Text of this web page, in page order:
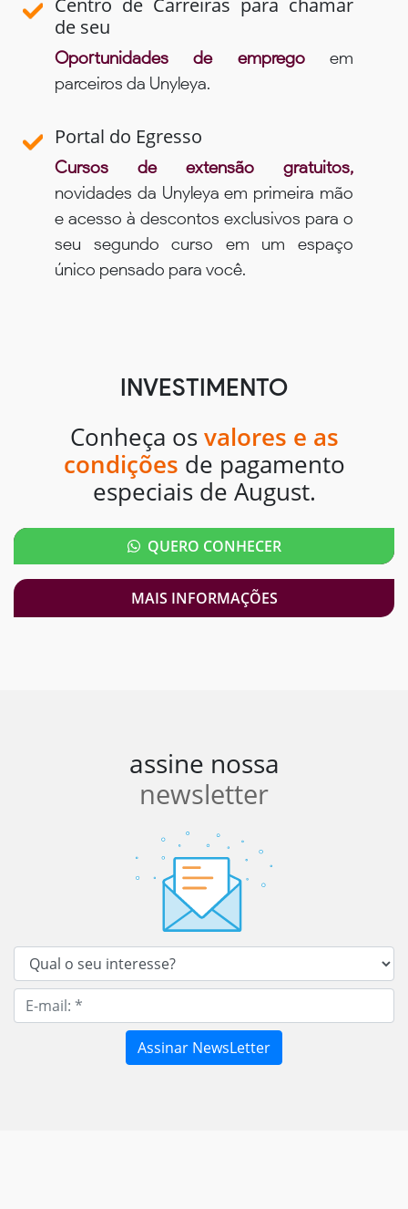
Centro de Carreiras para chamar
de seu
Oportunidades de empregoem
parceiros da Unyleya.
Portal do Egresso
Cursos de extensão gratuitos,
novidades da Unyleya em primeira mão
e acesso à descontos exclusivos para o
seu segundo curso em um espaço
único pensado para você.
INVESTIMENTO
Conheça os valores e as
condições de pagamento
especiais de August.
QUERO CONHECER
MAIS INFORMAÇÕES
assine nossa
newsletter